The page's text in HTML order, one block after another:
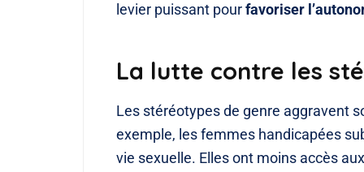
levier puissant pourfavoriser
La lutte contre les
Les stéréotypes de genre aggravent
exemple, les femmes handicapées
vie sexuelle. Elles ont moins accès